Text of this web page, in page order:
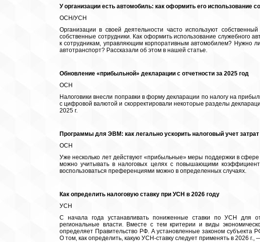
У организации есть автомобиль: как оформить его использование
ОСН/УСН
Организации в своей деятельности часто используют
собственные сотрудники. Как оформить использование служебного
к сотрудникам, управляющим корпоративным автомобилем? Нужно
автотранспорт? Рассказали об этом в нашей статье.
Обновление «прибыльной» декларации с отчетности за 2025 год
ОСН
Налоговики внесли поправки в форму декларации по налогу на
с цифровой валютой и скорректировали некоторые разделы
2025 г.
Программы для ЭВМ: как легально ускорить налоговый учет затрат
ОСН
Уже несколько лет действуют «прибыльные» меры поддержки в
можно учитывать в налоговых целях с повышающими
воспользоваться преференциями можно в определенных случаях.
Как определить налоговую ставку при УСН в 2026 году
УСН
С начала года устанавливать пониженные ставки по УСН для
региональные власти. Вместе с тем критерии и виды
определяет Правительство РФ. А установленные законом субъекта
О том, как определить, какую УСН-ставку следует применять в 2026